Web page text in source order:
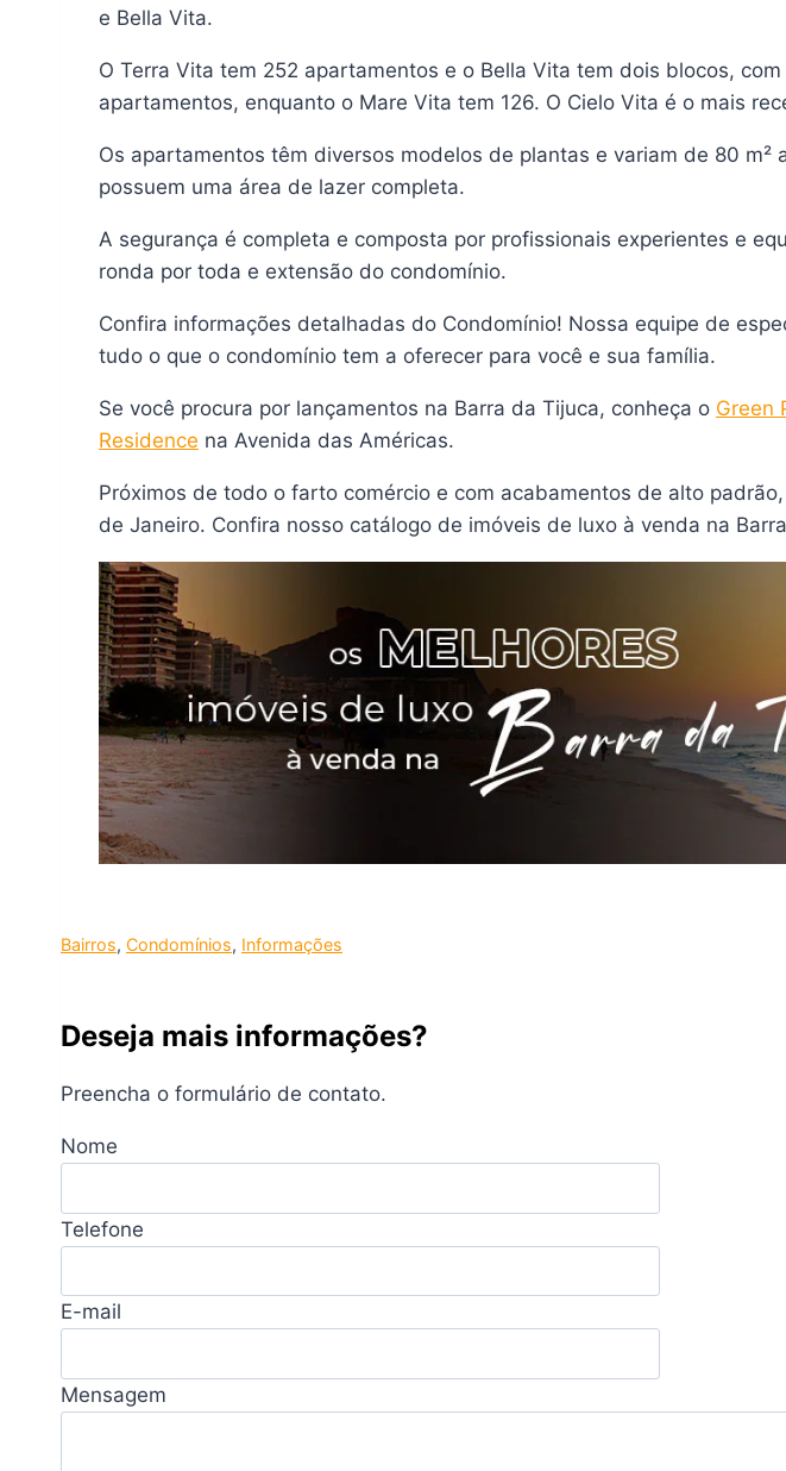
e Bella Vita.
O Terra Vita tem 252 apartamentos e o Bella Vita tem dois blocos,
apartamentos, enquanto o Mare Vita tem 126. O Cielo Vita é o mais
Os apartamentos têm diversos modelos de plantas e variam de 80
possuem uma área de lazer completa.
A segurança é completa e composta por profissionais experientes e
ronda por toda e extensão do condomínio.
Confira informações detalhadas do Condomínio! Nossa equipe de
tudo o que o condomínio tem a oferecer para você e sua família.
Se você procura por lançamentos na Barra da Tijuca, conheça o Green
Residence na Avenida das Américas.
Próximos de todo o farto comércio e com acabamentos de alto
de Janeiro. Confira nosso catálogo de imóveis de luxo à venda na
Bairros, Condomínios, Informações
Deseja mais informações?
Preencha o formulário de contato.
Nome
Telefone
E-mail
Mensagem